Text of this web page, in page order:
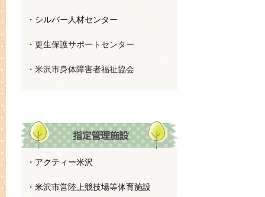
・シルバー人材センター
・更生保護サポートセンター
・米沢市身体障害者福祉協会
・アクティー米沢
・米沢市営陸上競技場等体育施設